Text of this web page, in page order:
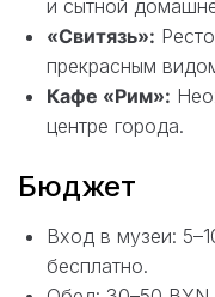
и сытной
«Свитязь»:
прекрасным
Кафе «Рим»:
центре города.
Бюджет
Вход в музеи:
бесплатно.